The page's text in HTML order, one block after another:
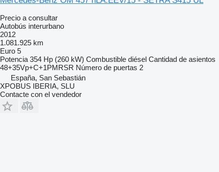
Precio a consultar
Autobús interurbano
2012
1.081.925 km
Euro 5
Potencia 354 Hp (260 kW) Combustible diésel Cantidad de asientos
48+35Vp+C+1PMRSR Número de puertas 2
España, San Sebastián
XPOBUS IBERIA, SLU
Contacte con el vendedor